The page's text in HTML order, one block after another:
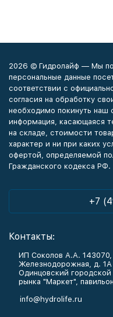
2026 © Гидролайф — Мы
персональные данные
соответствии с
согласия на обработку
необходимо покинуть наш
информация, касающаяся
на складе, стоимости
характер и ни при каких
офертой, определяемой
Гражданского кодекса РФ.
+7
Контакты:
ИП Соколов А.А. 143070,
Железнодорожная, д. 1А
Одинцовский городской
рынка "Маркет",
info@hydrolife.ru